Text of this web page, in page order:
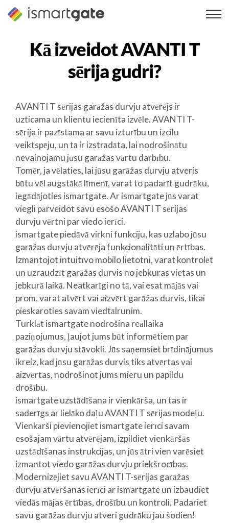
Pāriet
Kā izveidotAVANTI T
sērijagudri?
AVANTI T sērijas garāžas durvju atvērējs ir
uzticama un klientu iecienīta izvēle. AVANTI T-
sērija ir pazīstama ar savu izturību un izcilu
veiktspēju, un tā ir izstrādāta, lai nodrošinātu
nevainojamu jūsu garāžas vārtu darbību.
Tomēr, ja vēlaties, lai jūsu garāžas durvju atveris
būtu vēl augstākā līmenī, varat to padarīt gudrāku,
iegādājoties ismartgate. Ar ismartgate jūs varat
viegli pārveidot savu esošo AVANTI T sērijas
durvju vērtni par viedo ierīci.
ismartgate piedāvā virkni funkciju, kas uzlabo jūsu
garāžas durvju atvērēja funkcionalitāti un ērtības.
Izmantojot intuitīvo mobilo lietotni, varat kontrolēt
un uzraudzīt garāžas durvis no jebkuras vietas un
jebkurā laikā. Neatkarīgi no tā, vai esat mājās vai
prom, varat atvērt vai aizvērt garāžas durvis, tikai
pieskaroties savam viedtālrunim.
Turklāt ismartgate nodrošina reāllaika
paziņojumus, ļaujot jums būt informētiem par
garāžas durvju stāvokli. Jūs saņemsiet brīdinājumus
ikreiz, kad jūsu garāžas durvis tiks atvērtas vai
aizvērtas, nodrošinot jums mieru un papildu
drošību.
ismartgate uzstādīšana ir vienkārša, un tas ir
saderīgs ar lielāko daļu AVANTI T sērijas modeļu.
Vienkārši pievienojiet ismartgate ierīci savam
esošajam vārtu atvērējam, izpildiet vienkāršās
uzstādīšanas instrukcijas, un jūs ātri vien varēsiet
izmantot viedo garāžas durvju priekšrocības.
Modernizējiet savu AVANTI T-sērijas garāžas
durvju atvēršanas ierīci ar ismartgate un izbaudiet
viedās mājas ērtības, drošību un kontroli. Padariet
savu garāžas durvju atveri gudrāku jau šodien!